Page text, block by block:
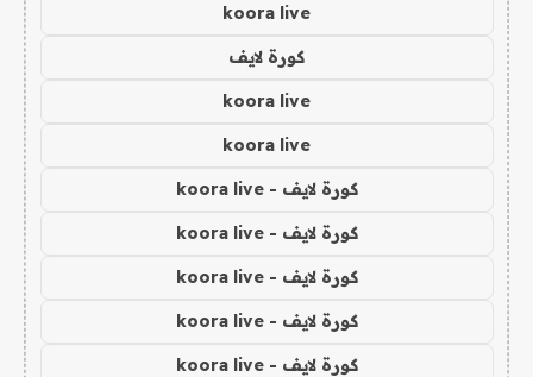
koora live
كورة لايف
koora live
koora live
كورة لايف - koora live
كورة لايف - koora live
كورة لايف - koora live
كورة لايف - koora live
كورة لايف - koora live